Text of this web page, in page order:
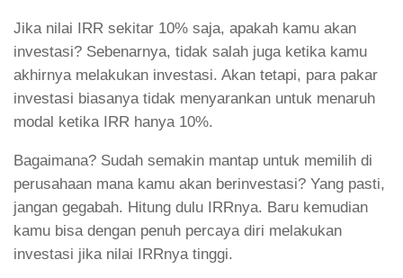
Jika nilai IRR sekitar 10% saja, apakah kamu akan
investasi? Sebenarnya, tidak salah juga ketika kamu
akhirnya melakukan investasi. Akan tetapi, para pakar
investasi biasanya tidak menyarankan untuk menaruh
modal ketika IRR hanya 10%.
Bagaimana? Sudah semakin mantap untuk memilih di
perusahaan mana kamu akan berinvestasi? Yang pasti,
jangan gegabah. Hitung dulu IRRnya. Baru kemudian
kamu bisa dengan penuh percaya diri melakukan
investasi jika nilai IRRnya tinggi.